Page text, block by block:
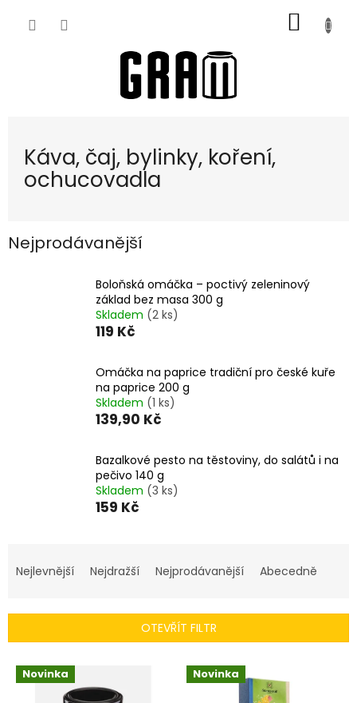
KOŠÍK
Káva, čaj, bylinky, koření,
ochucovadla
Nejprodávanější
Boloňská omáčka – poctivý zeleninový
základ bez masa 300 g
Skladem (2 ks)
119 Kč
Omáčka na paprice tradiční pro české kuře
na paprice 200 g
Skladem (1 ks)
139,90 Kč
Bazalkové pesto na těstoviny, do salátů i na
pečivo 140 g
Skladem (3 ks)
159 Kč
a
í
Nejlevnější Nejdražší Nejprodávanější Abecedně
OTEVŘÍT FILTR
V Novinka Novinka